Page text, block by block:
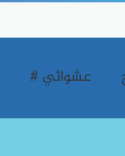
عشوائي #